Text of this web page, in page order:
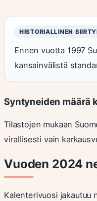
HISTORIALLINEN
Ennen vuotta 1997
kansainvälistä
Syntyneiden määrä
Tilastojen mukaan
virallisesti vain
Vuoden 2024
Kalenterivuosi jakautuu